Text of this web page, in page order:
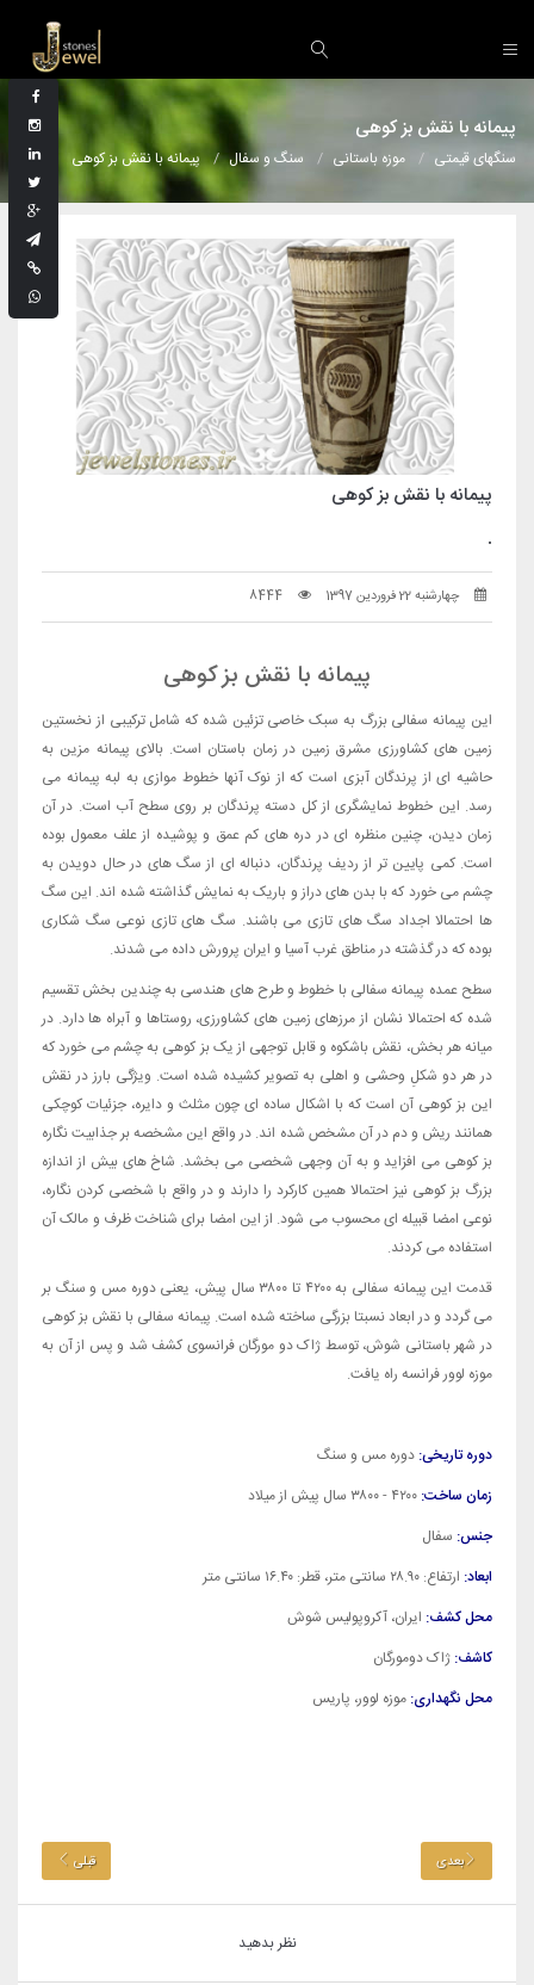
پیمانه با نقش بز کوهی
سنگهای قیمتی موزه باستانی سنگ و سفال پیمانه با نقش بز کوهی
پیمانه با نقش بز کوهی
.
چهارشنبه 22 فروردین 1397 8444
پیمانه با نقش بز کوهی
این پیمانه سفالی بزرگ به سبک خاصی تزئین شده که شامل ترکیبی از نخستین
زمین های کشاورزی مشرق زمین در زمان باستان است. بالای پیمانه مزین به
حاشیه ای از پرندگان آبزی است که از نوک آنها خطوط موازی به لبه پیمانه می
رسد. این خطوط نمایشگری از کل دسته پرندگان بر روی سطح آب است. در آن
زمان دیدن، چنین منظره ای در دره های کم عمق و پوشیده از علف معمول بوده
است. کمی پایین تر از ردیف پرندگان، دنباله ای از سگ های در حال دویدن به
چشم می خورد که با بدن های دراز و باریک به نمایش گذاشته شده اند. این سگ
ها احتمالا اجداد سگ های تازی می باشند. سگ های تازی نوعی سگ شکاری
بوده که در گذشته در مناطق غرب آسیا و ایران پرورش داده می‌ شدند.
سطح عمده پیمانه سفالی با خطوط و طرح های هندسی به چندین بخش تقسیم
شده که احتمالا نشان از مرزهای زمین های کشاورزی، روستاها و آبراه ها دارد. در
میانه هر بخش، نقش باشکوه و قابل توجهی از یک بز کوهی به چشم می خورد که
در هر دو شکلِ وحشی و اهلی به تصویر کشیده شده است. ویژگی بارز در نقش
این بز کوهی آن است که با اشکال ساده ای چون مثلث و دایره، جزئیات کوچکی
همانند ریش و دم در آن مشخص شده اند. در واقع این مشخصه بر جذابیت نگاره
بز کوهی می افزاید و به آن وجهی شخصی می بخشد. شاخ های بیش از اندازه
بزرگ بز کوهی نیز احتمالا همین کارکرد را دارند و در واقع با شخصی کردن نگاره،
نوعی امضا قبیله ای محسوب می شود. از این امضا برای شناخت ظرف و مالک آن
استفاده می کردند.
قدمت این پیمانه سفالی به ۴۲۰۰ تا ۳۸۰۰ سال پیش، یعنی دوره مس و سنگ بر
می گردد و در ابعاد نسبتا بزرگی ساخته شده است. پیمانه سفالی با نقش بز کوهی
در شهر باستانی شوش، توسط ژاک دو مورگان فرانسوی کشف شد و پس از آن به
موزه لوور فرانسه راه یافت.
دوره تاریخی: دوره مس و سنگ
زمان ساخت:
جنس: سفال
ابعاد: ارتفاع: ۲۸.۹۰ سانتی متر، قطر: ۱۶.۴۰ سانتی متر
محل کشف: ایران، آکروپولیس شوش
کاشف: ژاک دومورگان
محل نگهداری: موزه لوور، پاریس
بعدی قبلی
نظر بدهید